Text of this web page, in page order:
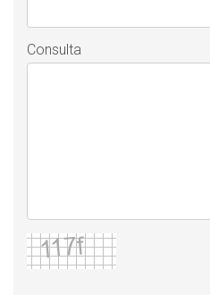
Consulta